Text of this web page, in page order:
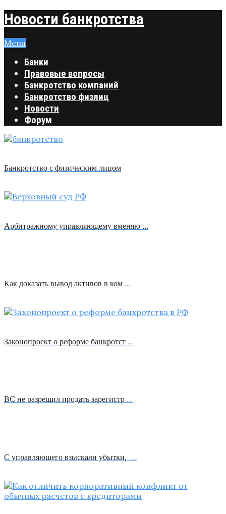
Новости банкротства
Menu
Банки
Правовые вопросы
Банкротство компаний
Банкротство физлиц
Новости
Форум
Банкротство с физическим лицом
Арбитражному управляющему вменяю …
Как доказать вывод активов в ком …
Законопроект о реформе банкротст …
ВС не разрешил продать зарегистр …
С управляющего взыскали убытки, …